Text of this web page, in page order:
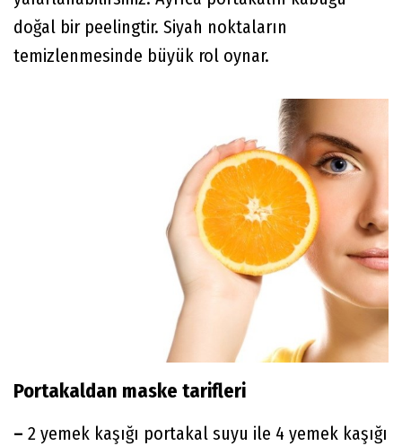
doğal bir peelingtir. Siyah noktaların
temizlenmesinde büyük rol oynar.
Portakaldan maske tarifleri
– 2 yemek kaşığı portakal suyu ile 4 yemek kaşığı